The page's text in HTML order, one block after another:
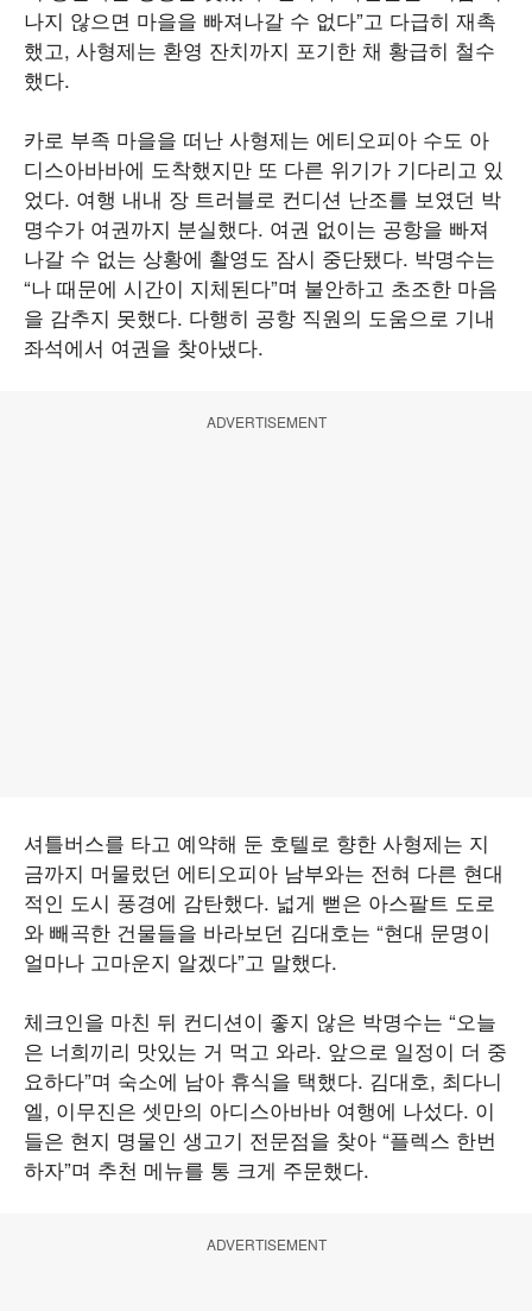
나지 않으면 마을을 빠져나갈 수 없다”고 다급히 재촉
했고, 사형제는 환영 잔치까지 포기한 채 황급히 철수
했다.
카로 부족 마을을 떠난 사형제는 에티오피아 수도 아
디스아바바에 도착했지만 또 다른 위기가 기다리고 있
었다. 여행 내내 장 트러블로 컨디션 난조를 보였던 박
명수가 여권까지 분실했다. 여권 없이는 공항을 빠져
나갈 수 없는 상황에 촬영도 잠시 중단됐다. 박명수는
“나 때문에 시간이 지체된다”며 불안하고 초조한 마음
을 감추지 못했다. 다행히 공항 직원의 도움으로 기내
좌석에서 여권을 찾아냈다.
ADVERTISEMENT
셔틀버스를 타고 예약해 둔 호텔로 향한 사형제는 지
금까지 머물렀던 에티오피아 남부와는 전혀 다른 현대
적인 도시 풍경에 감탄했다. 넓게 뻗은 아스팔트 도로
와 빼곡한 건물들을 바라보던 김대호는 “현대 문명이
얼마나 고마운지 알겠다”고 말했다.
체크인을 마친 뒤 컨디션이 좋지 않은 박명수는 “오늘
은 너희끼리 맛있는 거 먹고 와라. 앞으로 일정이 더 중
요하다”며 숙소에 남아 휴식을 택했다. 김대호, 최다니
엘, 이무진은 셋만의 아디스아바바 여행에 나섰다. 이
들은 현지 명물인 생고기 전문점을 찾아 “플렉스 한번
하자”며 추천 메뉴를 통 크게 주문했다.
ADVERTISEMENT